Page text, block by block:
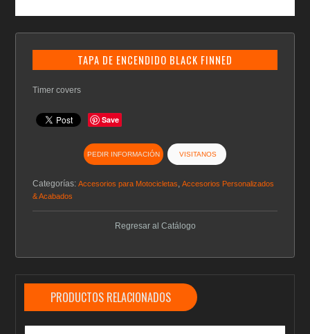
TAPA DE ENCENDIDO BLACK FINNED
Timer covers
Save
PEDIR INFORMACIÓN VISITANOS
Categorías:Accesorios para Motocicletas,Accesorios Personalizados
& Acabados
Regresar al Catálogo
PRODUCTOS RELACIONADOS